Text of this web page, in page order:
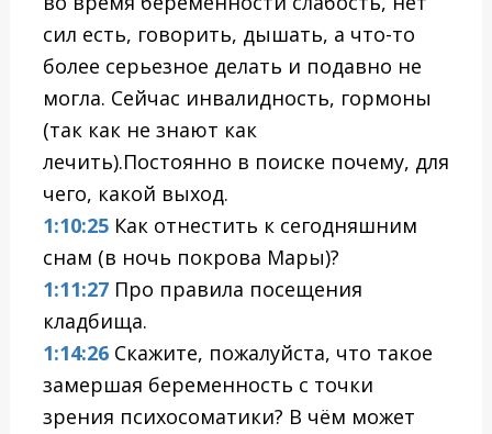
сил есть, говорить, дышать, а что-то
более серьезное делать и подавно не
могла. Сейчас инвалидность, гормоны
(так как не знают как
лечить).Постоянно в поиске почему, для
чего, какой выход.
1:10:25 Как отнестить к сегодняшним
снам (в ночь покрова Мары)?
1:11:27Про правила посещения
кладбища.
1:14:26Скажите, пожалуйста, что такое
замершая беременность с точки
зрения психосоматики? В чём может